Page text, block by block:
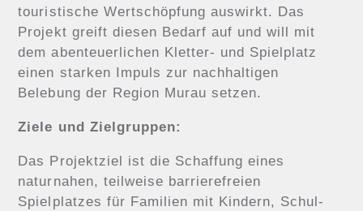
touristische Wertschöpfung auswirkt. Das
Projekt greift diesen Bedarf auf und will mit
dem abenteuerlichen Kletter- und Spielplatz
einen starken Impuls zur nachhaltigen
Belebung der Region Murau setzen.
Ziele und Zielgruppen:
Das Projektziel ist die Schaffung eines
naturnahen, teilweise barrierefreien
Spielplatzes für Familien mit Kindern, Schul-